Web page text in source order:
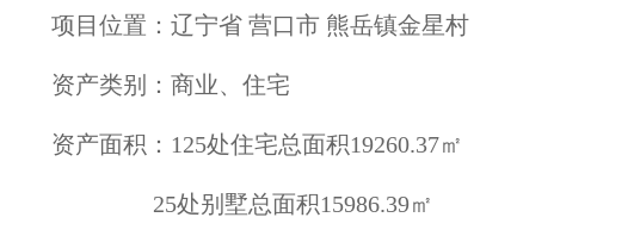
项目位置：辽宁省 营口市 熊岳镇金星村
资产类别：商业、住宅
资产面积：125处住宅总面积19260.37㎡
25处别墅总面积15986.39㎡